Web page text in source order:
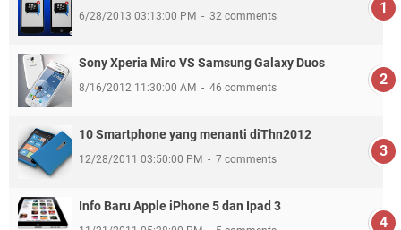
6/28/2013 03:13:00 PM 32 comments
Sony Xperia Miro VS Samsung Galaxy Duos
8/16/2012 11:30:00 AM 46 comments
10 Smartphone yang menanti diThn2012
12/28/2011 03:50:00 PM 7 comments
Info Baru Apple iPhone 5 dan Ipad 3